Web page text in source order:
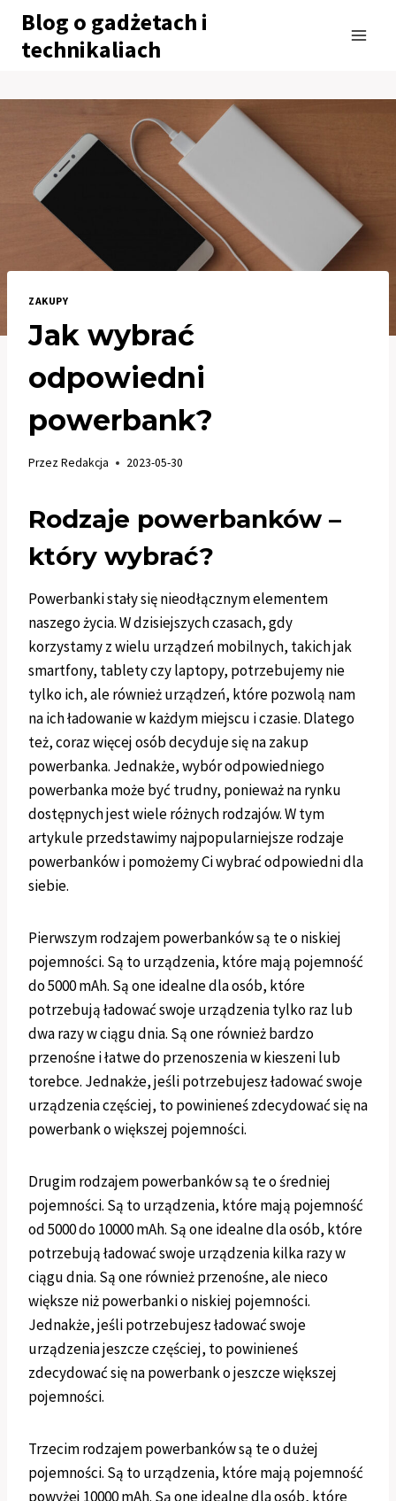
Przejdź
treści
Blog o gadżetach i
technikaliach
ZAKUPY
Jak wybrać
odpowiedni
powerbank?
PrzezRedakcja 2023-05-30
Rodzaje powerbanków –
który wybrać?
Powerbanki stały się nieodłącznym elementem
naszego życia. W dzisiejszych czasach, gdy
korzystamy z wielu urządzeń mobilnych, takich jak
smartfony, tablety czy laptopy, potrzebujemy nie
tylko ich, ale również urządzeń, które pozwolą nam
na ich ładowanie w każdym miejscu i czasie. Dlatego
też, coraz więcej osób decyduje się na zakup
powerbanka. Jednakże, wybór odpowiedniego
powerbanka może być trudny, ponieważ na rynku
dostępnych jest wiele różnych rodzajów. W tym
artykule przedstawimy najpopularniejsze rodzaje
powerbanków i pomożemy Ci wybrać odpowiedni dla
siebie.
Pierwszym rodzajem powerbanków są te o niskiej
pojemności. Są to urządzenia, które mają pojemność
do 5000 mAh. Są one idealne dla osób, które
potrzebują ładować swoje urządzenia tylko raz lub
dwa razy w ciągu dnia. Są one również bardzo
przenośne i łatwe do przenoszenia w kieszeni lub
torebce. Jednakże, jeśli potrzebujesz ładować swoje
urządzenia częściej, to powinieneś zdecydować się na
powerbank o większej pojemności.
Drugim rodzajem powerbanków są te o średniej
pojemności. Są to urządzenia, które mają pojemność
od 5000 do 10000 mAh. Są one idealne dla osób, które
potrzebują ładować swoje urządzenia kilka razy w
ciągu dnia. Są one również przenośne, ale nieco
większe niż powerbanki o niskiej pojemności.
Jednakże, jeśli potrzebujesz ładować swoje
urządzenia jeszcze częściej, to powinieneś
zdecydować się na powerbank o jeszcze większej
pojemności.
Trzecim rodzajem powerbanków są te o dużej
pojemności. Są to urządzenia, które mają pojemność
powyżej 10000 mAh. Są one idealne dla osób, które